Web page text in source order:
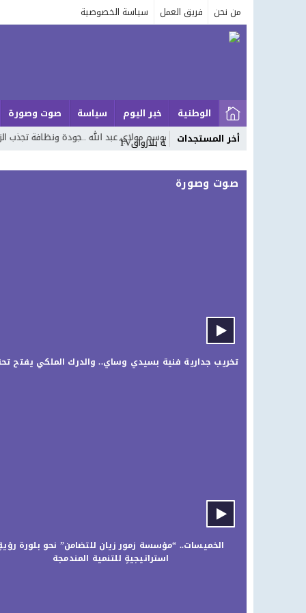
من نحن فريق العمل سياسة الخصوصية
الوطنية خبر اليوم سياسة صوت وصورة
أخر المستجدات
” السفناجة “بموسم مولاي عبد الله ..جودة ونظافة تجذب الزوار
صوت وصورة
تخريب جدارية فنية بسيدي وساي.. والدرك الملكي يفتح
الخميسات.. “مؤسسة زمور زيان للتضامن” نحو بلورة
استراتيجيةٍ للتنمية المندمجة